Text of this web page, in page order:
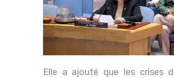
Elle a ajouté que les crises